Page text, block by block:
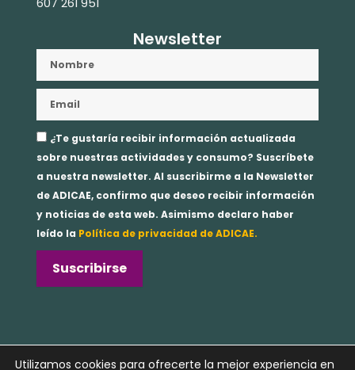
Newsletter
Aceptación
privacidad
¿Te gustaría recibir información actualizada
sobre nuestras actividades y consumo? Suscríbete
a nuestra newsletter. Al suscribirme a la Newsletter
de ADICAE, confirmo que deseo recibir información
y noticias de esta web. Asimismo declaro haber
leído la Política de privacidad de ADICAE.
Suscribirse
Utilizamos cookies para ofrecerte la mejor experiencia en